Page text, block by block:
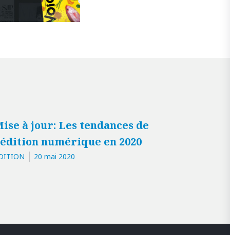
à jour: Les tendances de
numérique en 2020
20 mai 2020